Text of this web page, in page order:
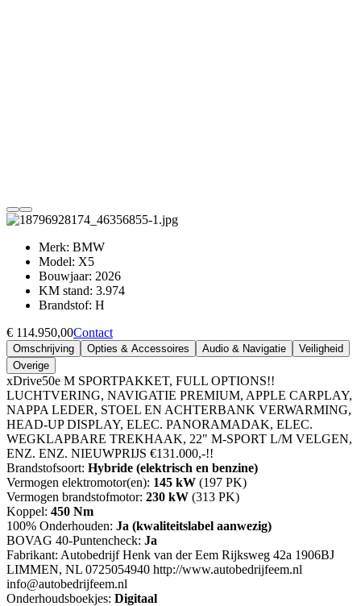
Merk: BMW
Model: X5
Bouwjaar: 2026
KM stand: 3.974
Brandstof: H
€ 114.950,00Contact
Omschrijving Opties & Accessoires Audio & Navigatie
Veiligheid
Overige
xDrive50e M SPORTPAKKET, FULL OPTIONS!!
LUCHTVERING, NAVIGATIE PREMIUM, APPLE CARPLAY,
NAPPA LEDER, STOEL EN ACHTERBANK VERWARMING,
HEAD-UP DISPLAY, ELEC. PANORAMADAK, ELEC.
WEGKLAPBARE TREKHAAK, 22" M-SPORT L/M VELGEN,
ENZ. ENZ. NIEUWPRIJS €131.000,-!!
Brandstofsoort: Hybride (elektrisch en benzine)
Vermogen elektromotor(en): 145 kW (197 PK)
Vermogen brandstofmotor: 230 kW (313 PK)
Koppel: 450 Nm
100% Onderhouden: Ja (kwaliteitslabel aanwezig)
BOVAG 40-Puntencheck: Ja
Fabrikant: Autobedrijf Henk van der Eem Rijksweg 42a 1906BJ
LIMMEN, NL 0725054940 http://www.autobedrijfeem.nl
info@autobedrijfeem.nl
Onderhoudsboekjes: Digitaal